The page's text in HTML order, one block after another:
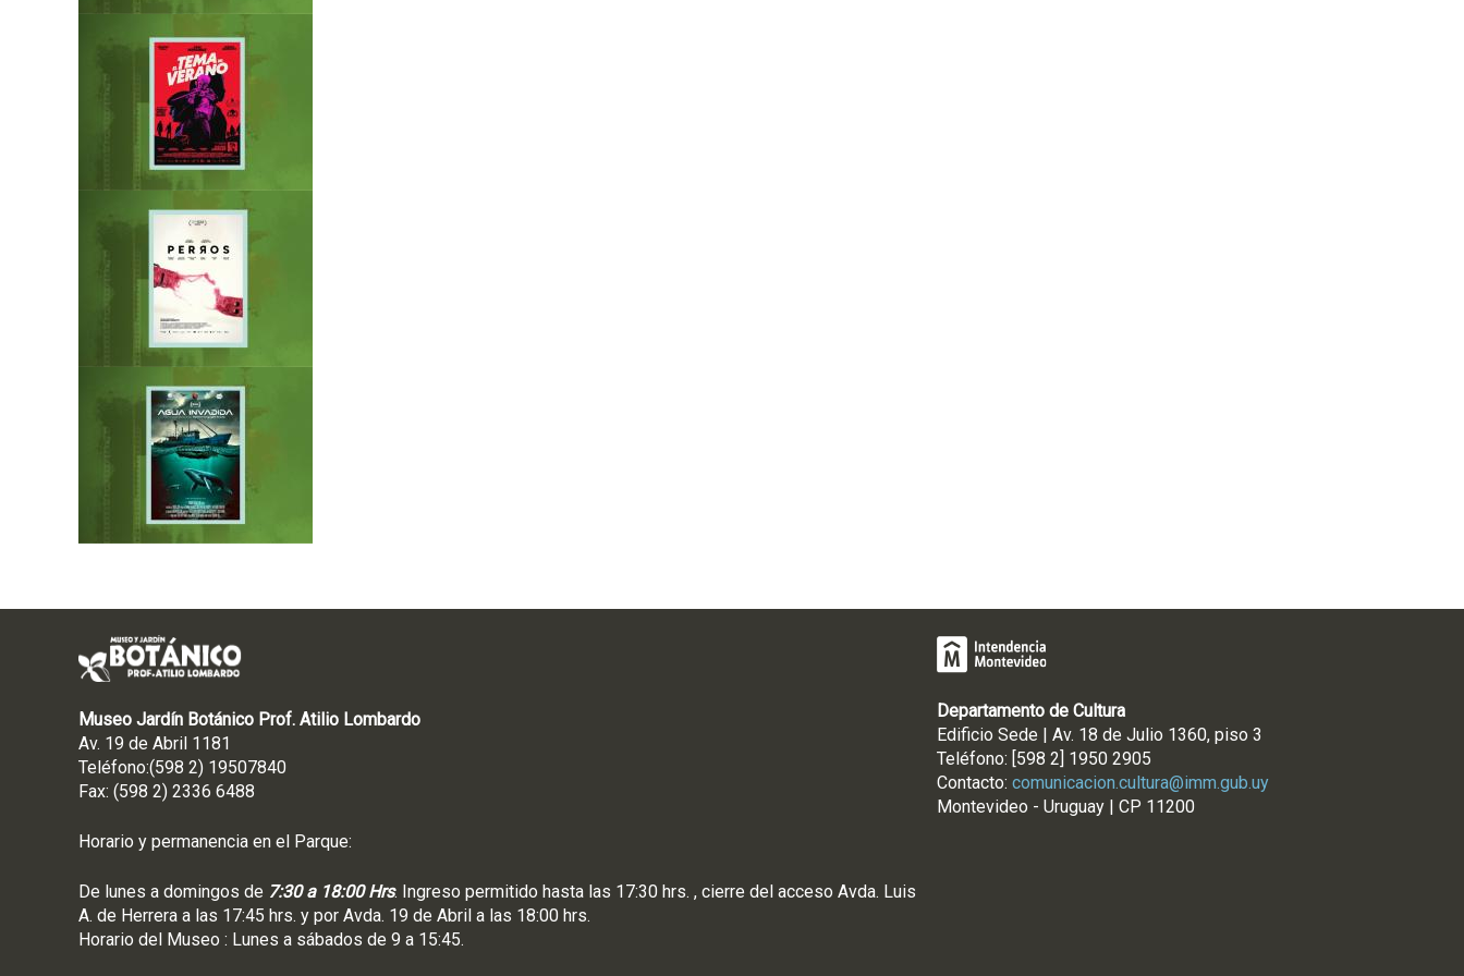
Museo Jardín Botánico Prof. Atilio Lombardo
Av. 19 de Abril 1181
Teléfono:(598 2) 19507840
Fax: (598 2) 2336 6488
Horario y permanencia en el Parque:
De lunes a domingos de 7:30 a 18:00 Hrs. Ingreso permitido hasta las 17:30 hrs. , cierre del acceso Avda. Luis
A. de Herrera a las 17:45 hrs. y por Avda. 19 de Abril a las 18:00 hrs.
Horario del Museo : Lunes a sábados de 9 a 15:45.
Departamento de Cultura
Edificio Sede | Av. 18 de Julio 1360, piso 3
Teléfono: [598 2] 1950 2905
Contacto: comunicacion.cultura@imm.gub.uy
Montevideo - Uruguay | CP 11200